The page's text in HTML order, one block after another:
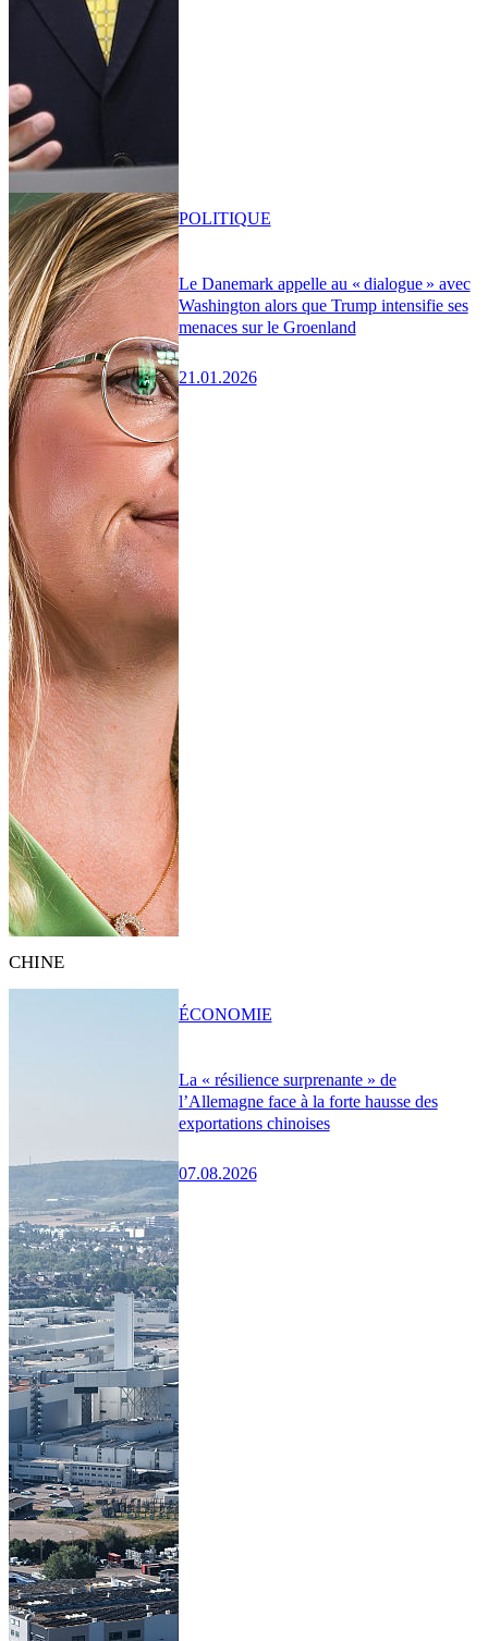
Le Danemark appelle au « dialogue » avec
Washington alors que Trump intensifie ses
menaces sur le Groenland
21.01.2026
POLITIQUE
CHINE
La « résilience surprenante » de
l’Allemagne face à la forte hausse des
exportations chinoises
07.08.2026
ÉCONOMIE